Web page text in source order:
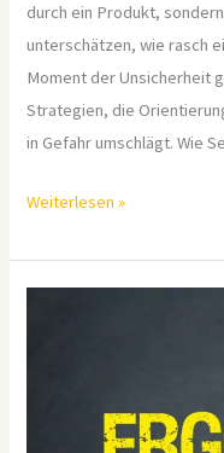
durch ein Produkt,
unterschätzen, wie rasch
Moment der Unsicherheit
Strategien, die
in Gefahr umschlägt. Wie
Weiterlesen »